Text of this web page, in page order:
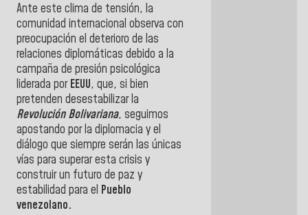
Ante este clima de tensión, la
comunidad internacional observa con
preocupación el deterioro de las
relaciones diplomáticas debido a la
campaña de presión psicológica
liderada porEEUU, que, si bien
pretenden desestabilizar la
Revolución Bolivariana, seguimos
apostando por la diplomacia y el
diálogo que siempre serán las únicas
vías para superar esta crisis y
construir un futuro de paz y
estabilidad para el Pueblo
venezolano.